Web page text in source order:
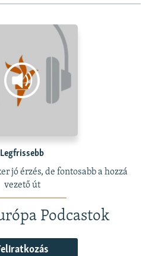
Legfrissebb
jó érzés, de fontosabb a hozzá
vezető út
Podcastok